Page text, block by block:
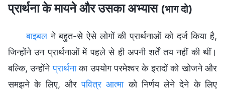
प्रार्थना के मायने और उसका अभ्यास (भाग दो)
बाइबल ने बहुत-से ऐसे लोगों की प्रार्थनाओं को दर्ज किया है,
जिन्होंने उन प्रार्थनाओं में पहले से ही अपनी शर्तें तय नहीं की थीं।
बल्कि, उन्होंनेप्रार्थनाका उपयोग परमेश्वर के इरादों को खोजने और
समझने के लिए, औरपवित्र आत्माको निर्णय लेने देने के लिए